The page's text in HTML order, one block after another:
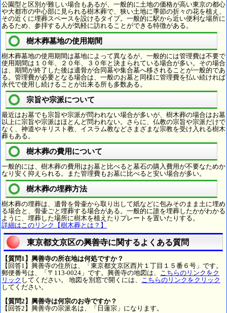
公園型と区別が難しい場合もあるが、一般的に土地の価格が高い東京の都心
や大都市の中心部に見られる樹木葬で、狭い土地に季節の折々の花を植え、
その近くに埋葬スペースを設けるタイプ。一般的に駅から近い便利な場所に
あるため、参拝する人が気軽に訪れることができる特徴がある。
樹木葬墓地の使用期間
樹木葬墓地の使用期間は墓地によって異なるが、一般的には管理費は不要で
使用期間は１０年、２０年、３０年と決まられている場合が多い。その場合
は、期間が終了した後は遺骨が合同墓や集合墓へ移されることが一般的であ
る。管理費が必要となる場合は、一般のお墓と同様に管理費を払い続ければ
永代で使用し続けることが出来る所も多数ある。
宗旨や宗派について
最近はお墓でも宗旨や宗派が問われない場合が多いが、樹木葬の場合はお墓
以上に宗旨や宗派はほとんど問われない。さらに、仏教の宗旨や宗派だけで
なく、神道やキリスト教、イスラム教などさまざまな宗教を受け入れる樹木
葬もある。
樹木葬の費用について
一般的には、樹木葬の費用はお墓と比べると墓石の購入費用が不要なためか
なり安く抑えられる。また管理費もお墓に比べると安い場合が多い。
樹木葬の埋葬方法
樹木葬の埋葬は、遺骨を骨壷から取り出して紙などに包みそのまま土に埋め
る場合と、骨壷ごと埋葬する場合がある。一般的に誰を埋葬したかがわかる
ように、埋葬した場所に樹木を植えたりプレートを置いたりする。
詳細はこのリンク【樹木葬とは？】
東京都文京区の興善寺に関するよくある質問
【質問1】興善寺の所在地は何処ですか？
【回答1】興善寺の住所は、「東京都文京区西片１丁目１５番６号」です。
郵便番号は、「〒113-0024」です。興善寺の地図は、 こちらのリンクをク
リック してください。 地図を別窓で開くには、 こちらのリンクをクリック
してください。
【質問2】興善寺は何宗のお寺ですか？
【回答2】興善寺の宗派名は、「日蓮宗」になります。